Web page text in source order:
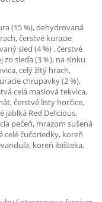
(15 %), dehydrovaná
čerstvé kuracie
sleď (4 %) , čerstvé
zo sleďa (3 %), na slnku
celý žltý hrach,
chrupavky (2 %),
celá maslová tekvica,
čerstvé listy horčice,
jablká Red Delicious,
pečeň, mrazom sušená
celé čučoriedky, koreň
koreň ibišteka,